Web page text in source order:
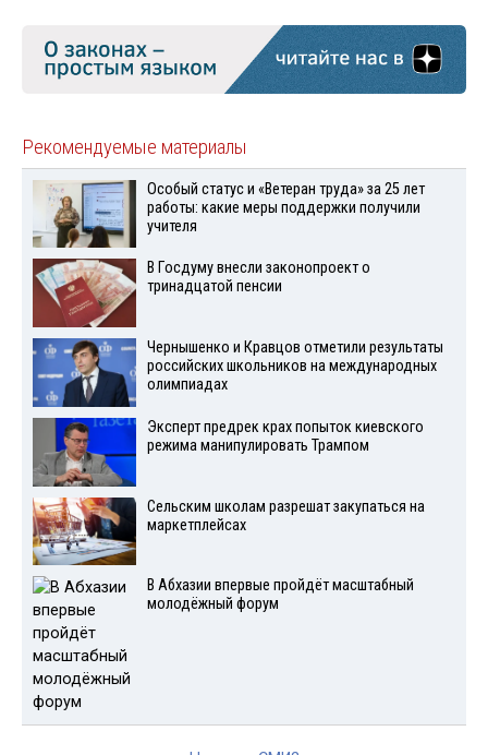
Рекомендуемые материалы
Особый статус и «Ветеран труда» за 25 лет
работы: какие меры поддержки получили
учителя
В Госдуму внесли законопроект о
тринадцатой пенсии
Чернышенко и Кравцов отметили результаты
российских школьников на международных
олимпиадах
Эксперт предрек крах попыток киевского
режима манипулировать Трампом
Сельским школам разрешат закупаться на
маркетплейсах
В Абхазии впервые пройдёт масштабный
молодёжный форум